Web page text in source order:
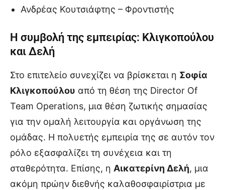
Ανδρέας Κουτσιάφτης – Φροντιστής
Η συμβολή της εμπειρίας: Κλιγκοπούλου
και Δελή
Στο επιτελείο συνεχίζει να βρίσκεται η Σοφία
Κλιγκοπούλου από τη θέση της Director Of
Team Operations, μια θέση ζωτικής σημασίας
για την ομαλή λειτουργία και οργάνωση της
ομάδας. Η πολυετής εμπειρία της σε αυτόν τον
ρόλο εξασφαλίζει τη συνέχεια και τη
σταθερότητα. Επίσης, η Αικατερίνη Δελή, μια
ακόμη πρώην διεθνής καλαθοσφαιρίστρια με